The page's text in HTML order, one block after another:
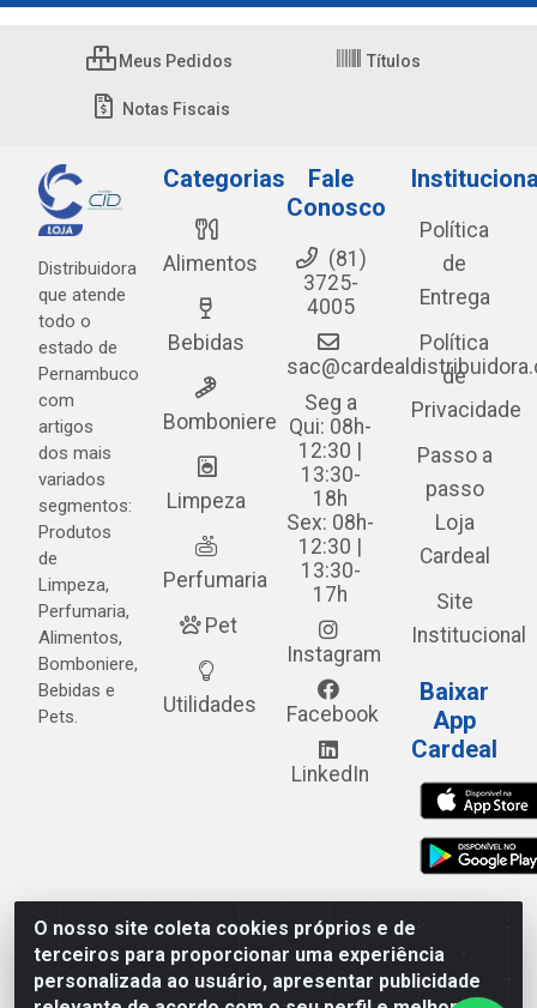
O nosso site coleta cookies próprios e de
terceiros para proporcionar uma experiência
personalizada ao usuário, apresentar publicidade
Meus Pedidos Títulos
Notas Fiscais
Distribuidora
que atende
todo o
estado de
Pernambuco
com
artigos
dos mais
variados
segmentos:
Produtos
de
Limpeza,
Perfumaria,
Alimentos,
Bomboniere,
Bebidas e
Pets.
Categorias
Alimentos
Bebidas
Bomboniere
Limpeza
Perfumaria
Pet
Utilidades
Fale
Conosco
(81)
3725-
4005
Seg a
Qui: 08h-
12:30 |
13:30-
18h
Sex: 08h-
12:30 |
13:30-
17h
Instagram
Facebook
LinkedIn
Política
de
Entrega
Política
de
Privacidade
Passo a
passo
Loja
Cardeal
Site
Institucional
Baixar
App
Cardeal
Cardeal Distribuidora - Estrada Alto do Moura, 582 - Alto
do Moura - Caruaru/PE - CEP 55.040-120 - CNPJ
05.253.499/0001-62